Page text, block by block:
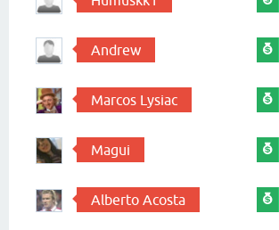
Andrew
Marcos Lysiac
Magui
Alberto Acosta